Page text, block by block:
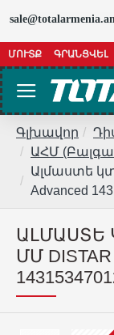
ՄՈՒՏՔ ԳՐԱՆՑՎԵԼ
Գլխավոր
ԱՀՄ
Ալմաստե
Advanced
ԱԼՄԱՍՏԵ
ՄՄ DISTAR